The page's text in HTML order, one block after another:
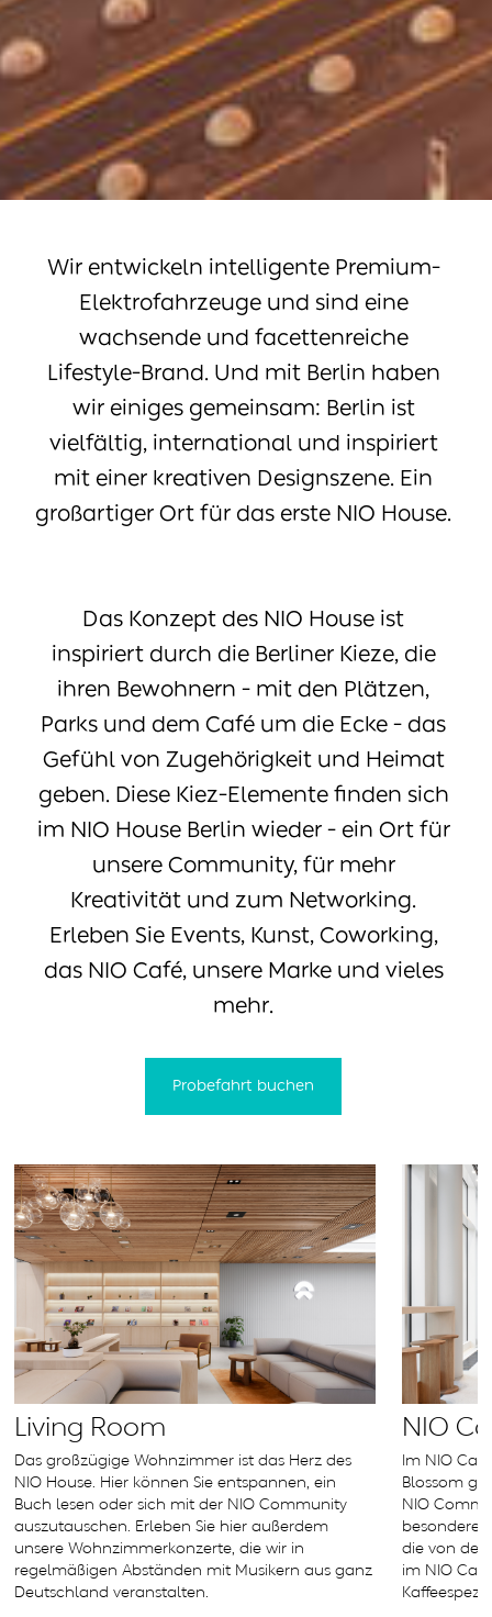
Wir entwickeln intelligente Premium-
Elektrofahrzeuge und sind eine
wachsende und facettenreiche
Lifestyle-Brand. Und mit Berlin haben
wir einiges gemeinsam: Berlin ist
vielfältig, international und inspiriert
mit einer kreativen Designszene. Ein
großartiger Ort für das erste NIO House.
Das Konzept des NIO House ist
inspiriert durch die Berliner Kieze, die
ihren Bewohnern - mit den Plätzen,
Parks und dem Café um die Ecke - das
Gefühl von Zugehörigkeit und Heimat
geben. Diese Kiez-Elemente finden sich
im NIO House Berlin wieder - ein Ort für
unsere Community, für mehr
Kreativität und zum Networking.
Erleben Sie Events, Kunst, Coworking,
das NIO Café, unsere Marke und vieles
mehr.
Probefahrt buchen
Living Room
Das großzügige Wohnzimmer ist das Herz des
NIO House. Hier können Sie entspannen, ein
Buch lesen oder sich mit der NIO Community
auszutauschen. Erleben Sie hier außerdem
unsere Wohnzimmerkonzerte, die wir in
regelmäßigen Abständen mit Musikern aus ganz
Deutschland veranstalten.
NIO
Im NIO
Blossom
NIO
besondere
die von der
im NIO